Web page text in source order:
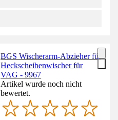
BGS Wischerarm-Abzieher für
Heckscheibenwischer für
VAG - 9967
Artikel wurde noch nicht
bewertet.